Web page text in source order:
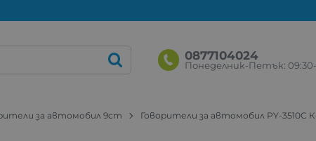
0877104024
Понеделник-Петък: 09:30-
за автомобил 9cm Говорители за автомобил PY-3510C